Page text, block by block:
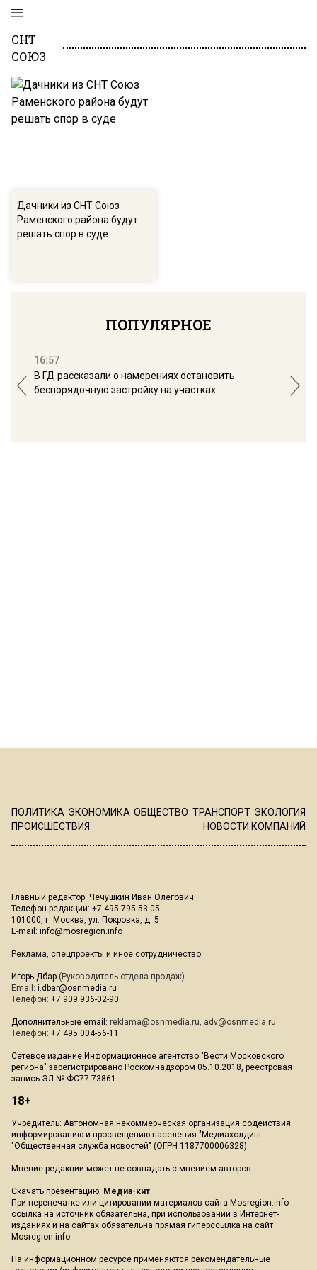
СНТ
СОЮЗ
Дачники из СНТ Союз
Раменского района будут
решать спор в суде
ПОПУЛЯРНОЕ
16:57
В ГД рассказали о намерениях остановить
беспорядочную застройку на участках
ПОЛИТИКА ЭКОНОМИКА ОБЩЕСТВО ТРАНСПОРТ ЭКОЛОГИЯ
ПРОИСШЕСТВИЯ
НОВОСТИ КОМПАНИЙ
Главный редактор: Чечушкин Иван Олегович.
Телефон редакции: +7 495 795-53-05
101000, г. Москва, ул. Покровка, д. 5
E-mail: info@mosregion.info
Реклама, спецпроекты и иное сотрудничество:
Игорь Дбар (Руководитель отдела продаж)
Email: i.dbar@osnmedia.ru
Телефон: +7 909 936-02-90
Дополнительные email: reklama@osnmedia.ru, adv@osnmedia.ru
Телефон: +7 495 004-56-11
Сетевое издание Информационное агентство "Вести Московского
региона" зарегистрировано Роскомнадзором 05.10.2018, реестровая
запись ЭЛ № ФС77-73861.
18+
Учредитель: Автономная некоммерческая организация содействия
информированию и просвещению населения "Медиахолдинг
"Общественная служба новостей" (ОГРН 1187700006328).
Мнение редакции может не совпадать с мнением авторов.
Скачать презентацию: Медиа-кит
При перепечатке или цитировании материалов сайта Mosregion.info
ссылка на источник обязательна, при использовании в Интернет-
изданиях и на сайтах обязательна прямая гиперссылка на сайт
Mosregion.info.
На информационном ресурсе применяются рекомендательные